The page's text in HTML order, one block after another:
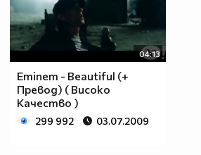
04:13
Eminem - Beautiful (+
Превод) ( Високо
Качество )
299 992 03.07.2009